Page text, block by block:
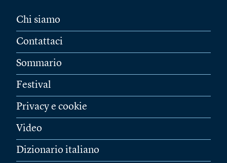
Chi siamo
Contattaci
Sommario
Festival
Privacy e cookie
Video
Dizionario italiano